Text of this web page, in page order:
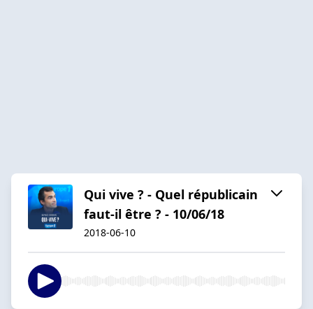
Qui vive ? - Quel républicain
faut-il être ? - 10/06/18
2018-06-10